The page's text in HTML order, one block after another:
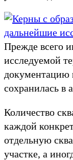
Прежде всего
исследуемой
документацию
сохранилась в
Количество
каждой
отдельную
участке, а